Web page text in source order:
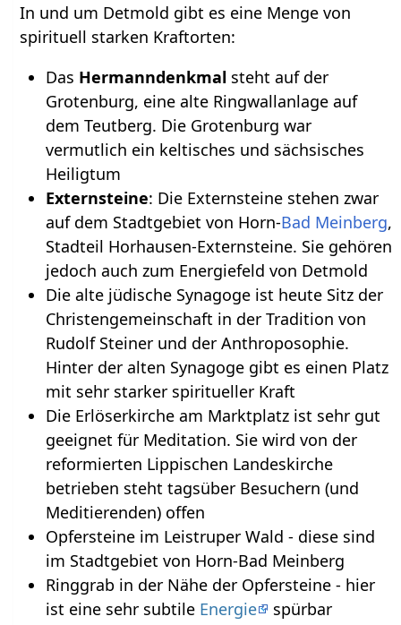
In und um Detmold gibt es eine Menge von
spirituell starken Kraftorten:
Das Hermanndenkmalsteht auf der
Grotenburg, eine alte Ringwallanlage auf
dem Teutberg. Die Grotenburg war
vermutlich ein keltisches und sächsisches
Heiligtum
Externsteine: Die Externsteine stehen zwar
auf dem Stadtgebiet von Horn-Bad Meinberg,
Stadteil Horhausen-Externsteine. Sie gehören
jedoch auch zum Energiefeld von Detmold
Die alte jüdische Synagoge ist heute Sitz der
Christengemeinschaft in der Tradition von
Rudolf Steiner und der Anthroposophie.
Hinter der alten Synagoge gibt es einen Platz
mit sehr starker spiritueller Kraft
Die Erlöserkirche am Marktplatz ist sehr gut
geeignet für Meditation. Sie wird von der
reformierten Lippischen Landeskirche
betrieben steht tagsüber Besuchern (und
Meditierenden) offen
Opfersteine im Leistruper Wald - diese sind
im Stadtgebiet von Horn-Bad Meinberg
Ringgrab in der Nähe der Opfersteine - hier
ist eine sehr subtile Energie spürbar